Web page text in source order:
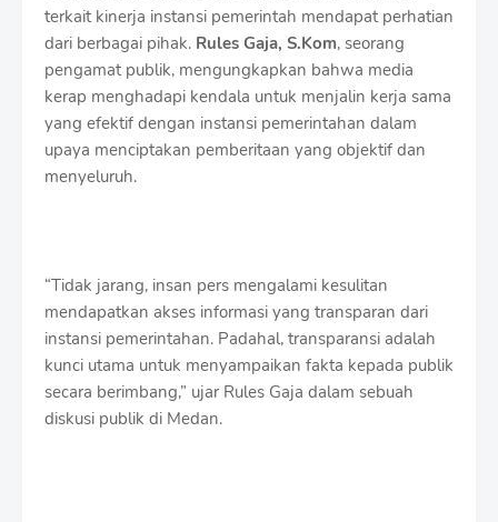
terkait kinerja instansi pemerintah mendapat perhatian
dari berbagai pihak. Rules Gaja, S.Kom, seorang
pengamat publik, mengungkapkan bahwa media
kerap menghadapi kendala untuk menjalin kerja sama
yang efektif dengan instansi pemerintahan dalam
upaya menciptakan pemberitaan yang objektif dan
menyeluruh.
“Tidak jarang, insan pers mengalami kesulitan
mendapatkan akses informasi yang transparan dari
instansi pemerintahan. Padahal, transparansi adalah
kunci utama untuk menyampaikan fakta kepada publik
secara berimbang,” ujar Rules Gaja dalam sebuah
diskusi publik di Medan.